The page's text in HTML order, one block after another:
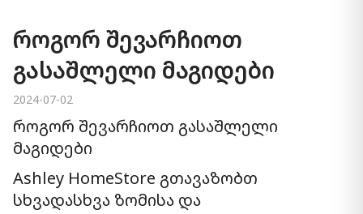
როგორ შევარჩიოთ
გასაშლელი მაგიდები
2024-07-02
როგორ შევარჩიოთ გასაშლელი
მაგიდები
Ashley HomeStore გთავაზობთ
სხვადასხვა ზომისა და